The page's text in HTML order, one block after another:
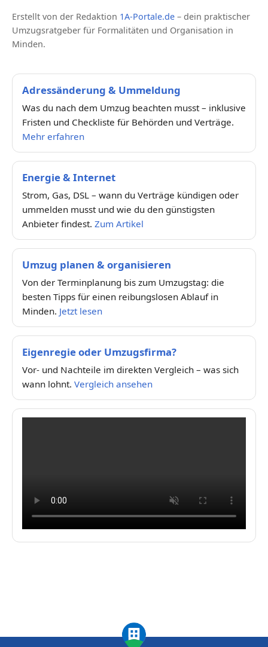
Erstellt von der Redaktion 1A-Portale.de – dein praktischer
Umzugsratgeber für Formalitäten und Organisation in
Minden.
Adressänderung & Ummeldung
Was du nach dem Umzug beachten musst – inklusive
Fristen und Checkliste für Behörden und Verträge.
Mehr erfahren
Energie & Internet
Strom, Gas, DSL – wann du Verträge kündigen oder
ummelden musst und wie du den günstigsten
Anbieter findest. Zum Artikel
Umzug planen & organisieren
Von der Terminplanung bis zum Umzugstag: die
besten Tipps für einen reibungslosen Ablauf in
Minden. Jetzt lesen
Eigenregie oder Umzugsfirma?
Vor- und Nachteile im direkten Vergleich – was sich
wann lohnt. Vergleich ansehen